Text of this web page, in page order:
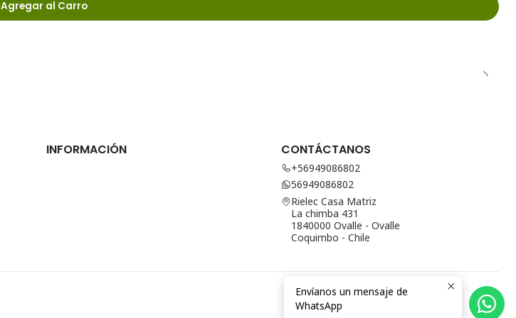
Agregar al Carro
INFORMACIÓN CONTÁCTANOS
+56949086802
56949086802
Rielec Casa Matriz
La chimba 431
1840000 Ovalle - Ovalle
Coquimbo - Chile
Envíanos un mensaje de
WhatsApp